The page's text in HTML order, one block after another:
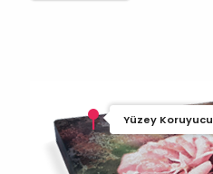
Yüzey Koruyucu